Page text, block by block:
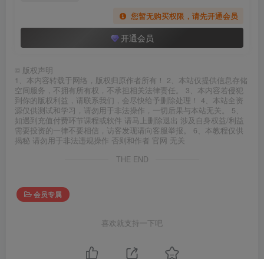
您暂无购买权限，请先开通会员
开通会员
© 版权声明
1、本内容转载于网络，版权归原作者所有！ 2、本站仅提供信息存储
空间服务，不拥有所有权，不承担相关法律责任。 3、本内容若侵犯
到你的版权利益，请联系我们，会尽快给予删除处理！ 4、本站全资
源仅供测试和学习，请勿用于非法操作，一切后果与本站无关。 5、
如遇到充值付费环节课程或软件 请马上删除退出 涉及自身权益/利益
需要投资的一律不要相信，访客发现请向客服举报。 6、本教程仅供
揭秘 请勿用于非法违规操作 否则和作者 官网 无关
THE END
会员专属
喜欢就支持一下吧